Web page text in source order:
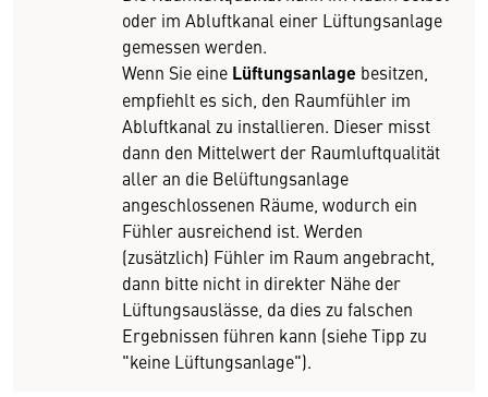
oder im Abluftkanal einer Lüftungsanlage
gemessen werden.
Wenn Sie eine Lüftungsanlage besitzen,
empfiehlt es sich, den Raumfühler im
Abluftkanal zu installieren. Dieser misst
dann den Mittelwert der Raumluftqualität
aller an die Belüftungsanlage
angeschlossenen Räume, wodurch ein
Fühler ausreichend ist. Werden
(zusätzlich) Fühler im Raum angebracht,
dann bitte nicht in direkter Nähe der
Lüftungsauslässe, da dies zu falschen
Ergebnissen führen kann (siehe Tipp zu
"keine Lüftungsanlage").